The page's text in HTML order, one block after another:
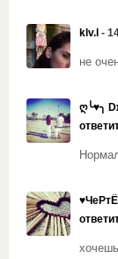
klv.l -
не
ღ╰♥╮